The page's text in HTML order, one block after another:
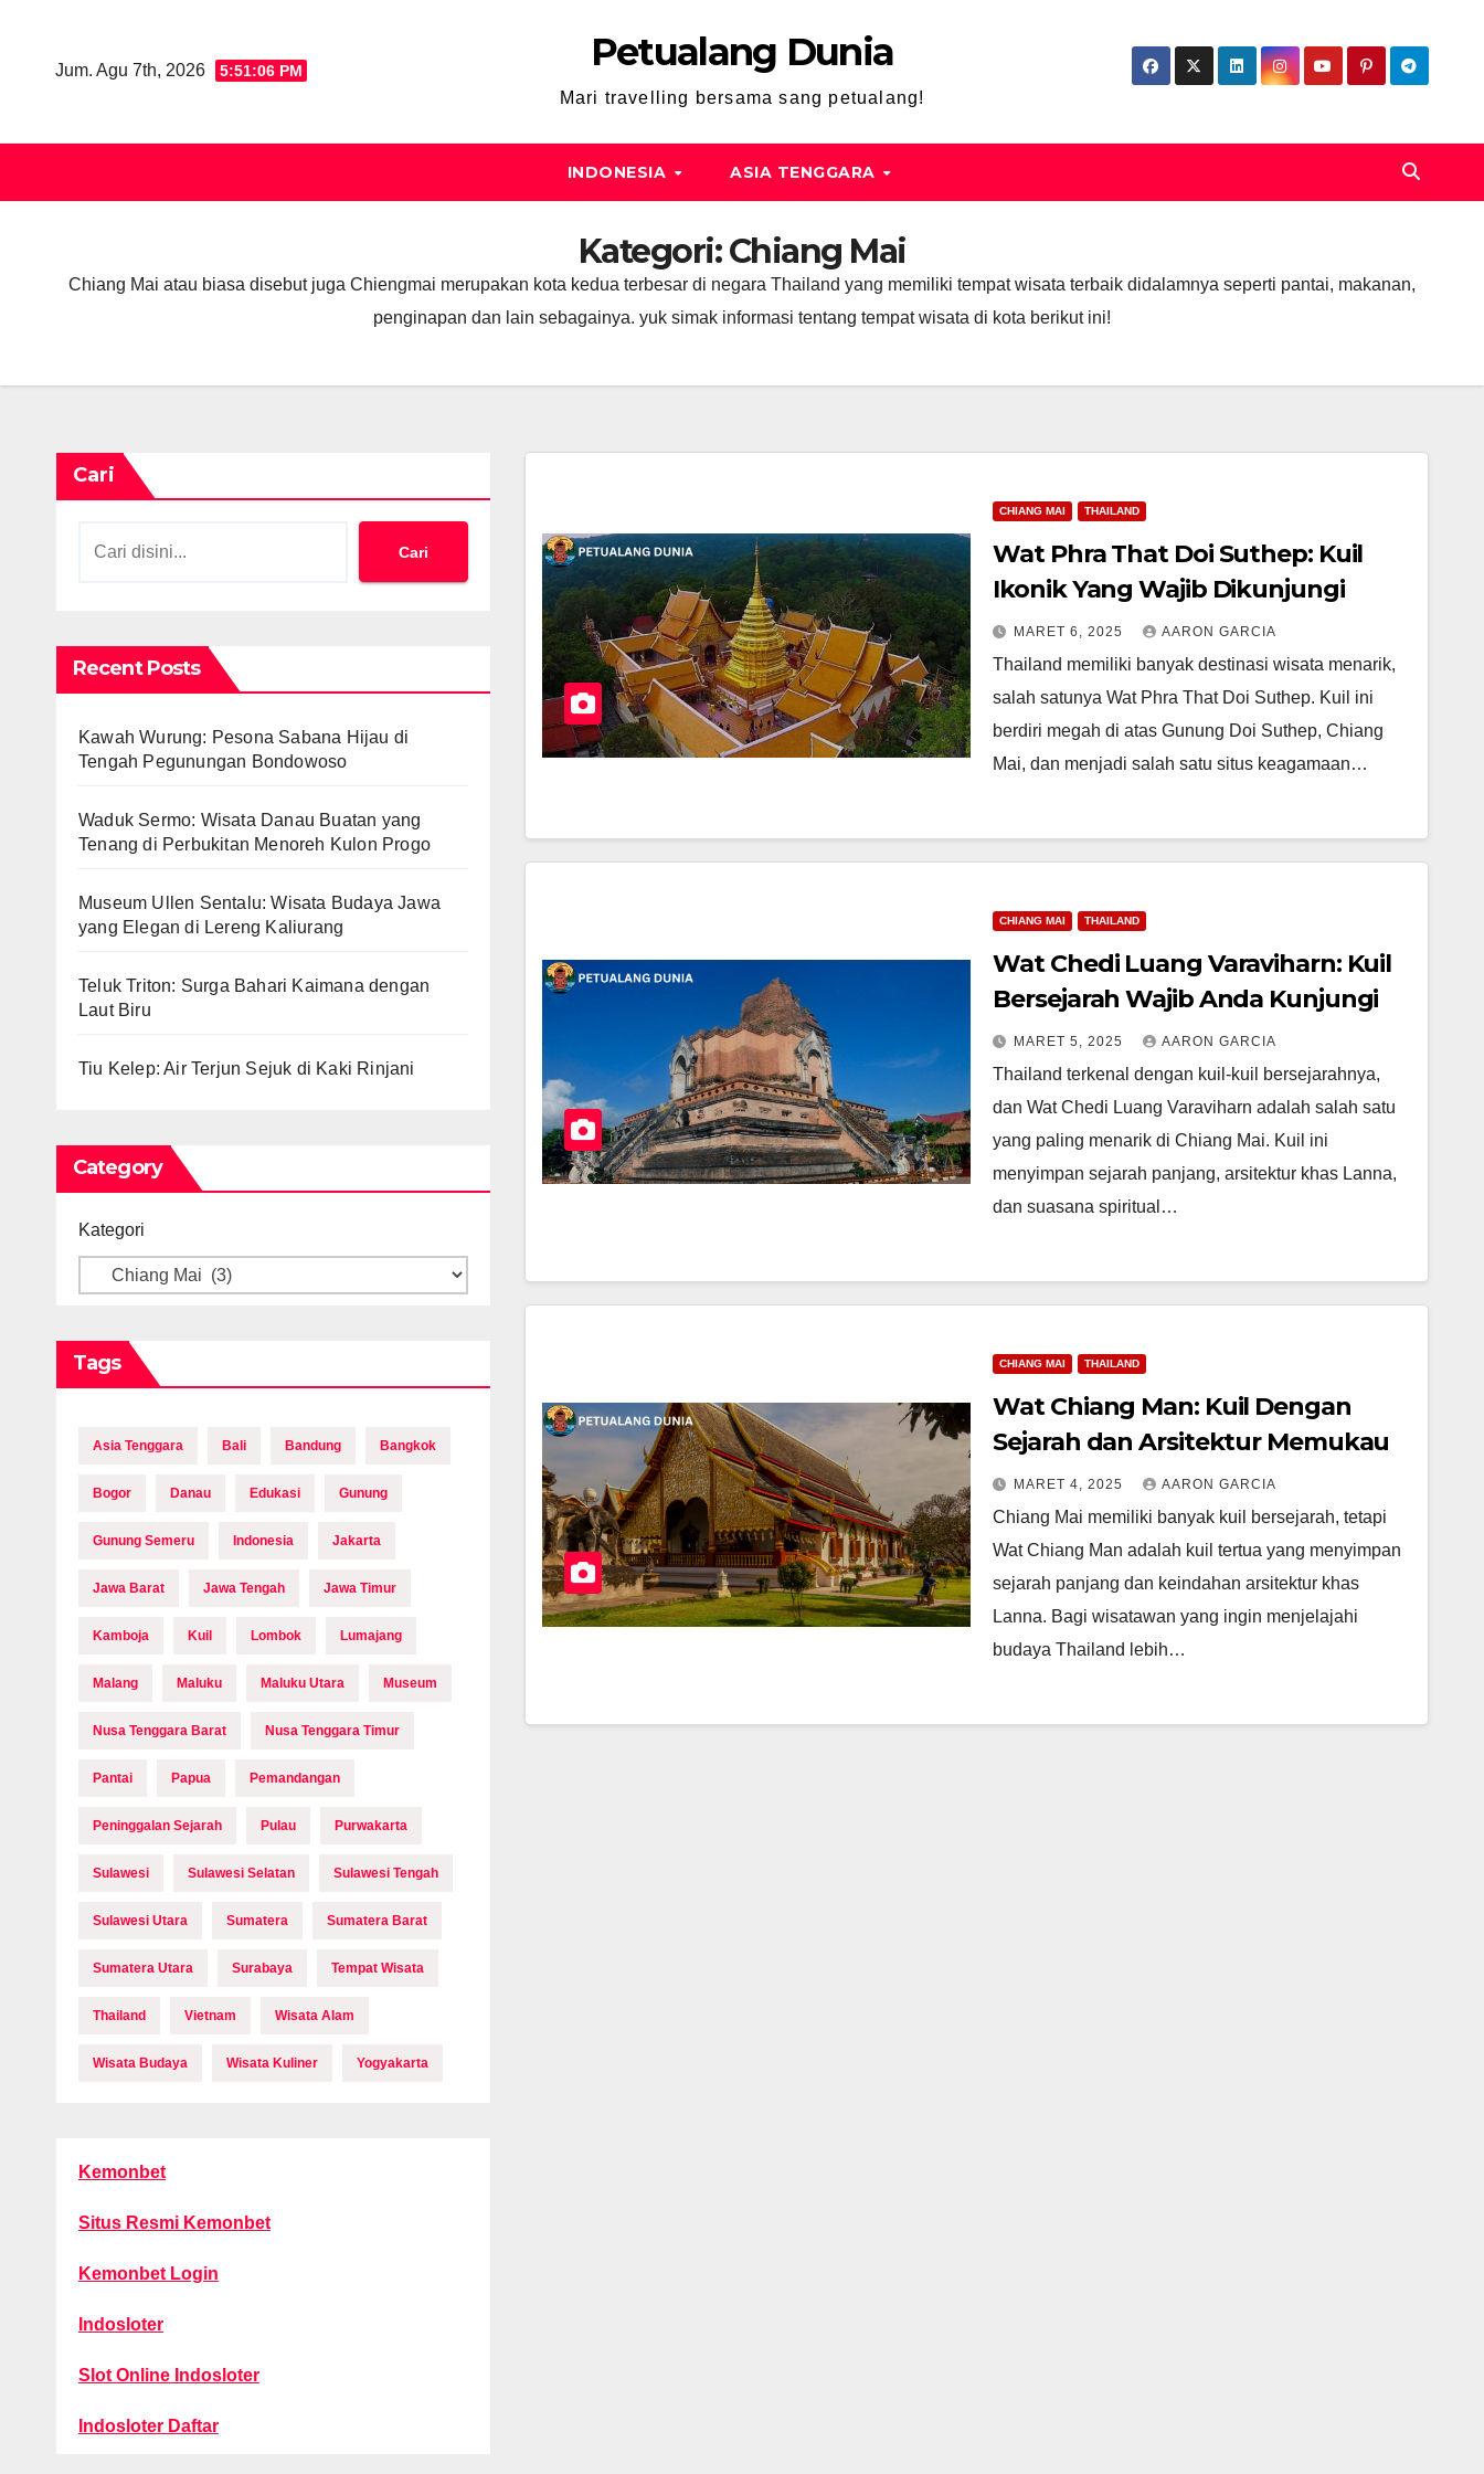
content
Jum. Agu 7th, 2026 5:51:07 PM Petualang Dunia
Mari travelling bersama sang petualang!
INDONESIA ASIA TENGGARA
Kategori:Chiang Mai
Chiang Mai atau biasa disebut juga Chiengmai merupakan kota kedua terbesar di negara Thailand yang memiliki tempat wisata terbaik didalamnya seperti pantai, makanan,
penginapan dan lain sebagainya. yuk simak informasi tentang tempat wisata di kota berikut ini!
Cari
Cari
Recent Posts
Kawah Wurung: Pesona Sabana Hijau di
Tengah Pegunungan Bondowoso
Waduk Sermo: Wisata Danau Buatan yang
Tenang di Perbukitan Menoreh Kulon Progo
Museum Ullen Sentalu: Wisata Budaya Jawa
yang Elegan di Lereng Kaliurang
Teluk Triton: Surga Bahari Kaimana dengan
Laut Biru
Tiu Kelep: Air Terjun Sejuk di Kaki Rinjani
Category
Kategori
Tags
Asia Tenggara Bali Bandung Bangkok
Bogor Danau Edukasi Gunung
Gunung Semeru Indonesia Jakarta
Jawa Barat Jawa Tengah Jawa Timur
Kamboja Kuil Lombok Lumajang
Malang Maluku Maluku Utara Museum
Nusa Tenggara Barat Nusa Tenggara Timur
Pantai Papua Pemandangan
Peninggalan Sejarah Pulau Purwakarta
Sulawesi Sulawesi Selatan Sulawesi Tengah
Sulawesi Utara Sumatera Sumatera Barat
Sumatera Utara Surabaya Tempat Wisata
Thailand Vietnam Wisata Alam
Wisata Budaya Wisata Kuliner Yogyakarta
Kemonbet
Situs Resmi Kemonbet
Kemonbet Login
Indosloter
Slot Online Indosloter
Indosloter Daftar
CHIANG MAI THAILAND
Wat Phra That Doi Suthep: Kuil
Ikonik Yang Wajib Dikunjungi
MARET 6, 2025 AARON GARCIA
Thailand memiliki banyak destinasi wisata menarik,
salah satunya Wat Phra That Doi Suthep. Kuil ini
berdiri megah di atas Gunung Doi Suthep, Chiang
Mai, dan menjadi salah satu situs keagamaan…
CHIANG MAI THAILAND
Wat Chedi Luang Varaviharn: Kuil
Bersejarah Wajib Anda Kunjungi
MARET 5, 2025 AARON GARCIA
Thailand terkenal dengan kuil-kuil bersejarahnya,
dan Wat Chedi Luang Varaviharn adalah salah satu
yang paling menarik di Chiang Mai. Kuil ini
menyimpan sejarah panjang, arsitektur khas Lanna,
dan suasana spiritual…
CHIANG MAI THAILAND
Wat Chiang Man: Kuil Dengan
Sejarah dan Arsitektur Memukau
MARET 4, 2025 AARON GARCIA
Chiang Mai memiliki banyak kuil bersejarah, tetapi
Wat Chiang Man adalah kuil tertua yang menyimpan
sejarah panjang dan keindahan arsitektur khas
Lanna. Bagi wisatawan yang ingin menjelajahi
budaya Thailand lebih…